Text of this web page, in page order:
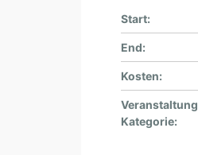
Start:
End:
Kosten:
Veranstaltung
Kategorie: